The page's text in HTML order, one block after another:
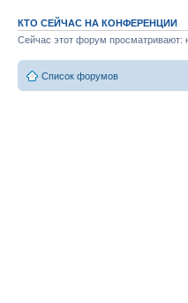
КТО СЕЙЧАС НА КОНФЕРЕНЦИИ
Сейчас этот форум просматривают:
Список форумов